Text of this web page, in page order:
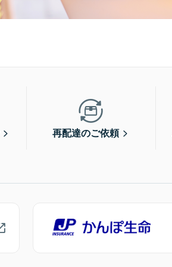
再配達のご依頼